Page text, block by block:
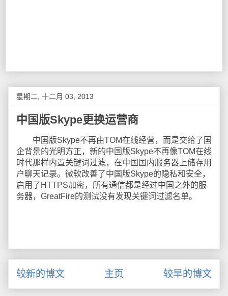
星期二, 十二月 03, 2013
中国版Skype更换运营商
中国版Skype不再由TOM在线经营，而是交给了国
企背景的光明方正，新的中国版Skype不再像TOM在线
时代那样内置关键词过滤，在中国国内服务器上储存用
户聊天记录。微软改善了中国版Skype的隐私和安全，
启用了HTTPS加密，所有通信都是经过中国之外的服
务器，GreatFire的测试没有发现关键词过滤名单。
较新的博文 较早的博文
主页